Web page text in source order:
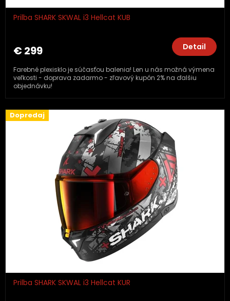
Prilba SHARK SKWAL i3 Hellcat KUB
€ 299 Detail
Farebné plexisklo je súčasťou balenia! Len u nás možná výmena
veľkosti - doprava zadarmo - zľavový kupón 2% na ďalšiu
objednávku!
Dopredaj
Prilba SHARK SKWAL i3 Hellcat KUR